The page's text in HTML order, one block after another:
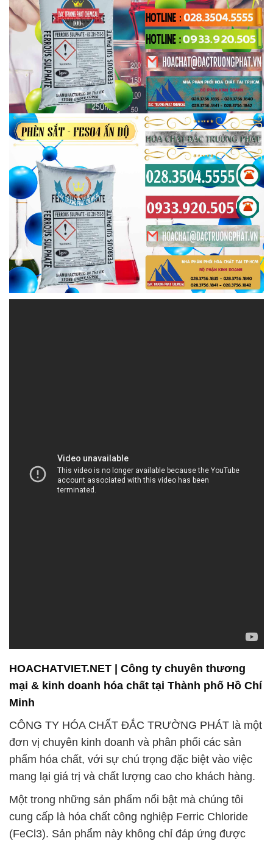
HOACHATVIET.NET | Công ty chuyên thương
mại & kinh doanh hóa chất tại Thành phố Hồ Chí
Minh
CÔNG TY HÓA CHẤT ĐẮC TRƯỜNG PHÁT là một
đơn vị chuyên kinh doanh và phân phối các sản
phẩm hóa chất, với sự chú trọng đặc biệt vào việc
mang lại giá trị và chất lượng cao cho khách hàng.
Một trong những sản phẩm nổi bật mà chúng tôi
cung cấp là hóa chất công nghiệp Ferric Chloride
(FeCl3). Sản phẩm này không chỉ đáp ứng được